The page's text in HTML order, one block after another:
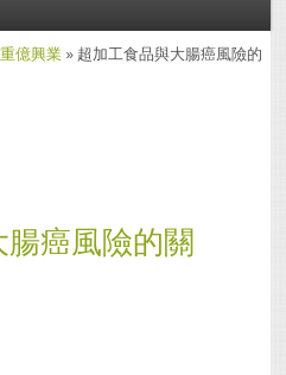
億興業 » 超加工食品與大腸癌風險的
癌風險的關